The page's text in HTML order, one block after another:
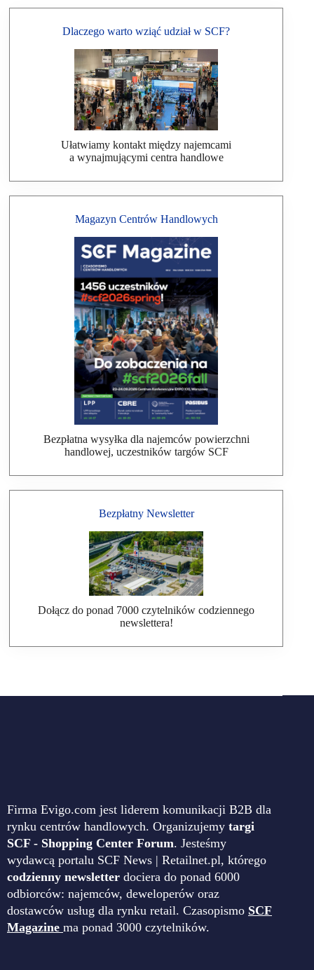
Dlaczego warto wziąć udział w SCF?
Ułatwiamy kontakt między najemcami
a wynajmującymi centra handlowe
Magazyn Centrów Handlowych
Bezpłatna wysyłka dla najemców powierzchni
handlowej, uczestników targów SCF
Bezpłatny Newsletter
Dołącz do ponad 7000 czytelników codziennego
newslettera!
Firma Evigo.com jest liderem komunikacji B2B dla
rynku centrów handlowych. Organizujemy targi
SCF - Shopping Center Forum. Jesteśmy
wydawcą portalu SCF News | Retailnet.pl, którego
codzienny newsletter dociera do ponad 6000
odbiorców: najemców, deweloperów oraz
dostawców usług dla rynku retail. Czasopismo SCF
Magazine ma ponad 3000 czytelników.